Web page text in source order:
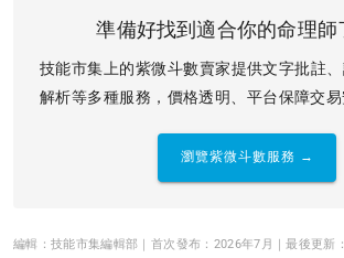
準備好找到適合你的命理師
技能市集上的紫微斗數賣家提供文字批註
解析等多種服務，價格透明、平台保障交易
瀏覽紫微斗數服務 →
編輯：技能市集編輯部｜首次發布：2026年7月｜最後更新